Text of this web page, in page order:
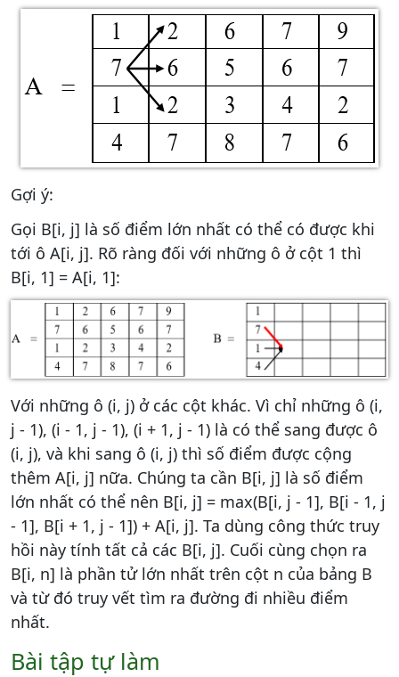
Gợi ý:
Gọi B[i, j] là số điểm lớn nhất có thể có được khi
tới ô A[i, j]. Rõ ràng đối với những ô ở cột 1 thì
B[i, 1] = A[i, 1]:
Với những ô (i, j) ở các cột khác. Vì chỉ những ô (i,
j - 1), (i - 1, j - 1), (i + 1, j - 1) là có thể sang được ô
(i, j), và khi sang ô (i, j) thì số điểm được cộng
thêm A[i, j] nữa. Chúng ta cần B[i, j] là số điểm
lớn nhất có thể nên B[i, j] = max(B[i, j - 1], B[i - 1, j
- 1], B[i + 1, j - 1]) + A[i, j]. Ta dùng công thức truy
hồi này tính tất cả các B[i, j]. Cuối cùng chọn ra
B[i, n] là phần tử lớn nhất trên cột n của bảng B
và từ đó truy vết tìm ra đường đi nhiều điểm
nhất.
Bài tập tự làm